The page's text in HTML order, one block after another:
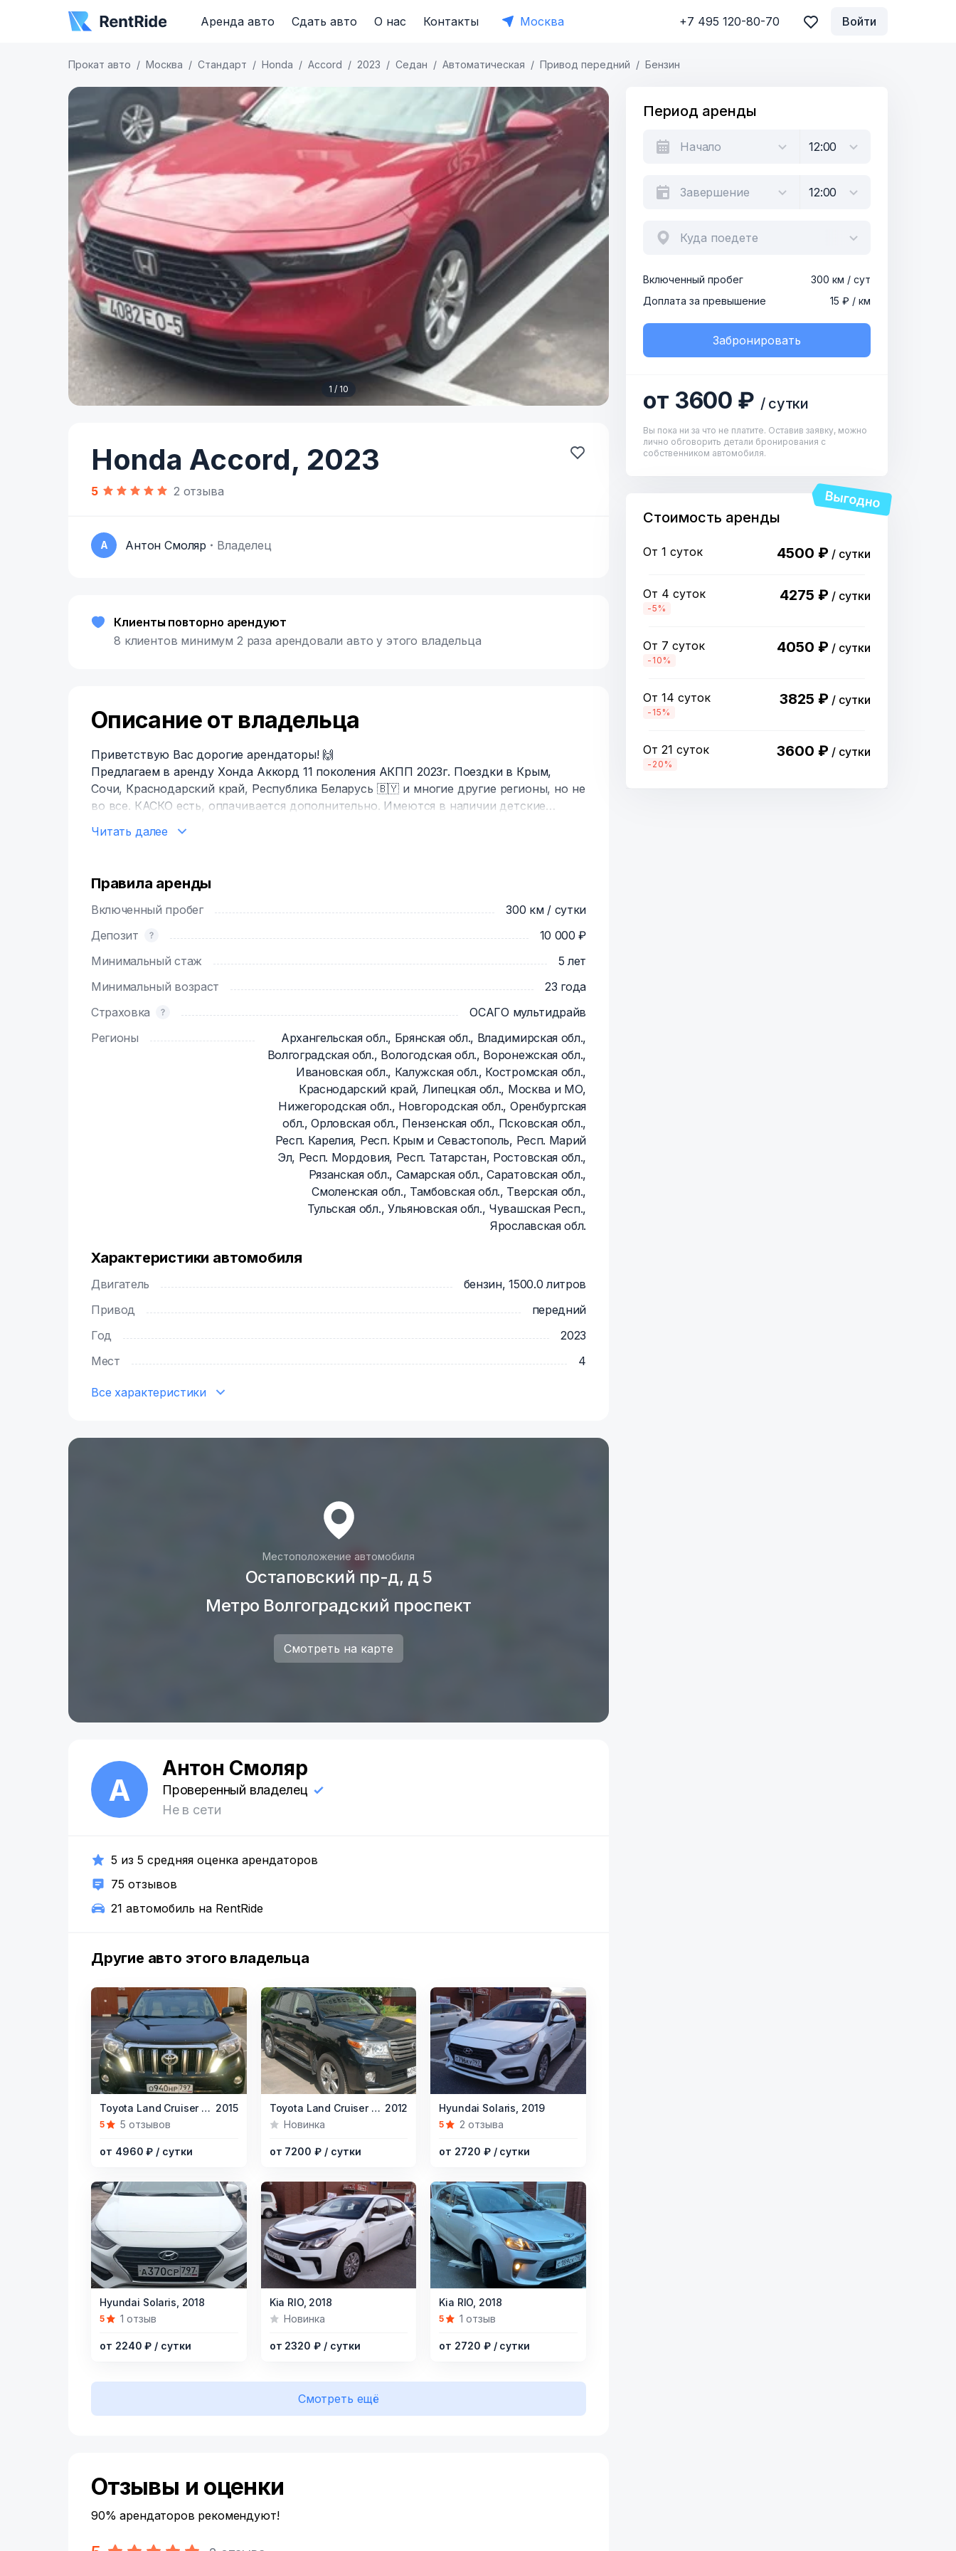
Аренда авто Сдать авто О нас Контакты Москва +7 495 120-80-70 Войти
Прокат авто Москва Стандарт Honda Accord 2023 Седан Автоматическая Привод передний Бензин
1 / 10
Honda Accord, 2023
5 2 отзыва
А Антон Смоляр Владелец
Клиенты повторно арендуют
8 клиентов минимум 2 раза арендовали авто у этого владельца
Описание от владельца
Приветствую Вас дорогие арендаторы! 🙌
Предлагаем в аренду Хонда Аккорд 11 поколения АКПП 2023г. Поездки в Крым,
Сочи, Краснодарский край, Республика Беларусь 🇧🇾 и многие другие регионы, но не
во все. КАСКО есть, оплачивается дополнительно. Имеются в наличии детские
Мах/WhatsApp/телеграм. . Возраст от 25 лет, стаж от 3х лет. Работаем с юр лицами.
Читать далее
Правила аренды
Включенный пробег
300 км / сутки
Депозит
10 000 ₽
Минимальный стаж
5 лет
Минимальный возраст
23 года
Страховка
ОСАГО мультидрайв
Регионы
Архангельская обл., Брянская обл., Владимирская обл.,
Волгоградская обл., Вологодская обл., Воронежская обл.,
Ивановская обл., Калужская обл., Костромская обл.,
Краснодарский край, Липецкая обл., Москва и МО,
Нижегородская обл., Новгородская обл., Оренбургская
обл., Орловская обл., Пензенская обл., Псковская обл.,
Респ. Карелия, Респ. Крым и Севастополь, Респ. Марий
Эл, Респ. Мордовия, Респ. Татарстан, Ростовская обл.,
Рязанская обл., Самарская обл., Саратовская обл.,
Смоленская обл., Тамбовская обл., Тверская обл.,
Тульская обл., Ульяновская обл., Чувашская Респ.,
Ярославская обл.
Характеристики автомобиля
Двигатель
бензин, 1500.0 литров
Привод
передний
Год
2023
Мест
4
Все характеристики
Местоположение автомобиля
Остаповский пр-д, д 5
Метро Волгоградский проспект
Смотреть на карте
А
Антон Смоляр
Проверенный владелец
Не в сети
5 из 5 средняя оценка арендаторов
75 отзывов
21 автомобиль на RentRide
Другие авто этого владельца
Item
14
Toyota Land Cruiser Prado, 2015
5 5 отзывов
от 4960 ₽ / сутки
Item
12
Toyota Land Cruiser 200, 2012
Новинка
от 7200 ₽ / сутки
Item
Hyundai Solaris, 2019
5 2 отзыва
от 2720 ₽ / сутки
Item
Hyundai Solaris, 2018
5 1 отзыв
от 2240 ₽ / сутки
Item
Kia RIO, 2018
Новинка
от 2320 ₽ / сутки
Item
Kia RIO, 2018
5 1 отзыв
от 2720 ₽ / сутки
Смотреть ещё
Период аренды
Куда поедете
Включенный пробег
300 км / сут
Доплата за превышение
15 ₽ / км
Забронировать
от 3600 ₽ / сутки
Вы пока ни за что не платите. Оставив заявку, можно
лично обговорить детали бронирования с
собственником автомобиля.
Стоимость аренды
От 1 суток 4500 ₽ / сутки
От 4 суток
-5%
4275 ₽ / сутки
От 7 суток
-10%
4050 ₽ / сутки
От 14 суток
-15%
3825 ₽ / сутки
От 21 суток
-20%
3600 ₽ / сутки
Отзывы и оценки
90% арендаторов рекомендуют!